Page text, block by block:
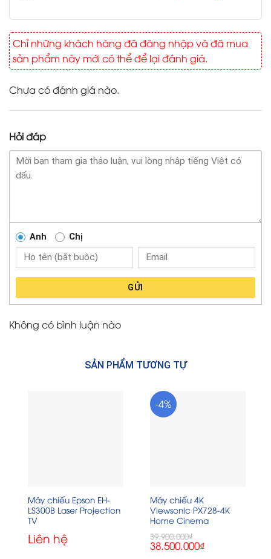
Chỉ những khách hàng đã đăng nhập và đã mua
sản phẩm này mới có thể để lại đánh giá.
Chưa có đánh giá nào.
Hỏi đáp
Anh Chị
GỬI
Không có bình luận nào
SẢN PHẨM TƯƠNG TỰ
Máy chiếu Epson EH-
LS300B Laser Projection
TV
Liên hệ
-4%
Máy chiếu 4K
Viewsonic PX728-4K
Home Cinema
39.900.000₫
Giá
gốc
38.500.000₫Giá
hiện